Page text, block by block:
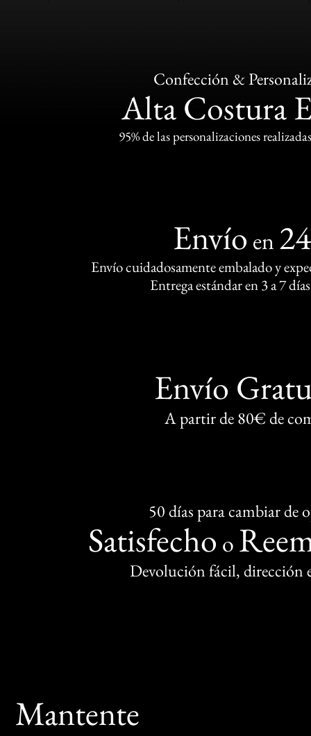
Confección &
Alta Costura
95% de las personalizaciones
Envío en
Envío cuidadosamente embalado y
Entrega estándar en 3 a 7
Envío
A partir de 80€ de
50 días para cambiar de
Satisfecho o
Devolución fácil, dirección
Mantente